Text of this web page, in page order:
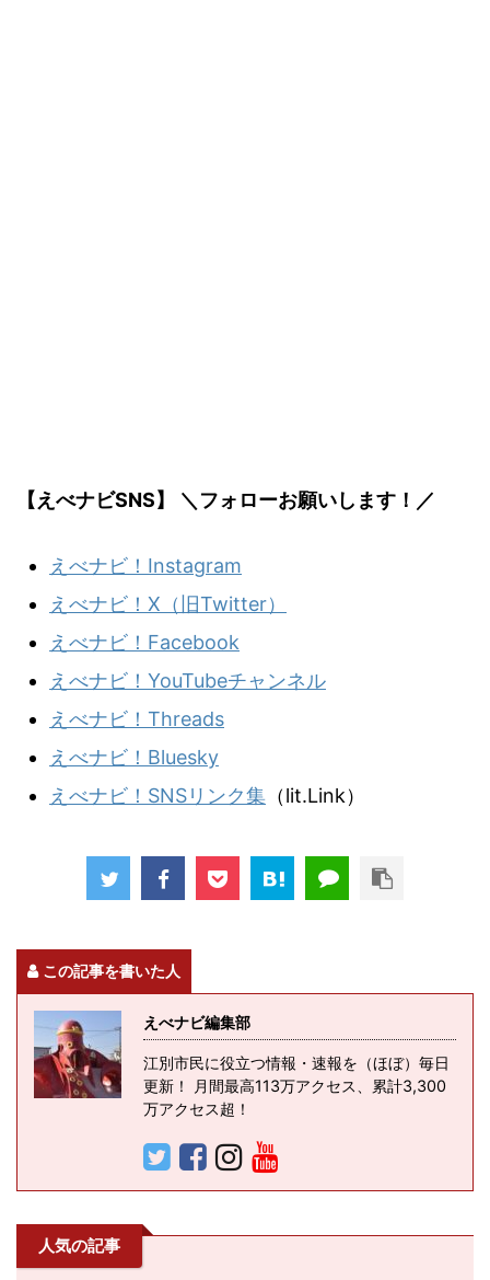
【えべナビSNS】 ＼フォローお願いします！／
えべナビ！Instagram
えべナビ！X（旧Twitter）
えべナビ！Facebook
えべナビ！YouTubeチャンネル
えべナビ！Threads
えべナビ！Bluesky
えべナビ！SNSリンク集 （lit.Link）
この記事を書いた人
えべナビ編集部
江別市民に役立つ情報・速報を（ほぼ）毎日
更新！ 月間最高113万アクセス、累計3,300
万アクセス超！
人気の記事